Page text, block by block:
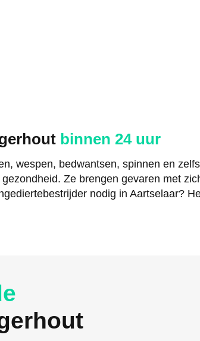
binnen 24 uur
wespen, bedwantsen, spinnen en
Ze brengen gevaren met
nodig in Aartselaar?